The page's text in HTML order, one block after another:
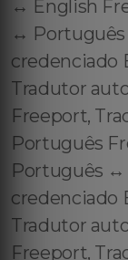
↔️ English
↔️ Português
credenciado
Tradutor
Freeport,
Português
Português ↔️
credenciado
Tradutor
Freeport,